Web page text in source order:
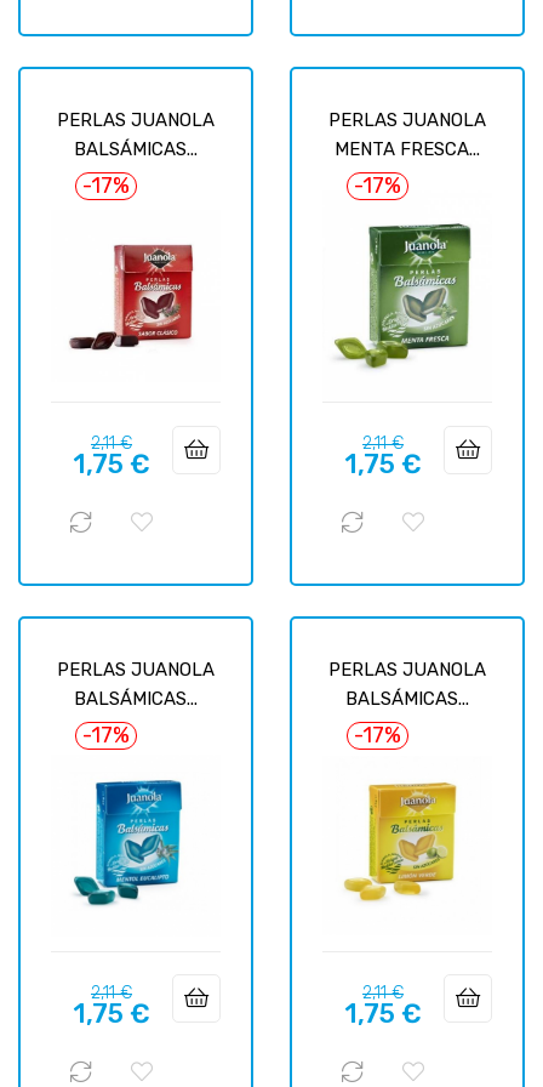
PERLAS JUANOLA
BALSÁMICAS...
-17%
Precio
regular
2,11 €Precio
1,75 €
PERLAS JUANOLA
MENTA FRESCA...
-17%
Precio
regular
2,11 €Precio
1,75 €
PERLAS JUANOLA
BALSÁMICAS...
-17%
Precio
regular
2,11 €Precio
1,75 €
PERLAS JUANOLA
BALSÁMICAS...
-17%
Precio
regular
2,11 €Precio
1,75 €